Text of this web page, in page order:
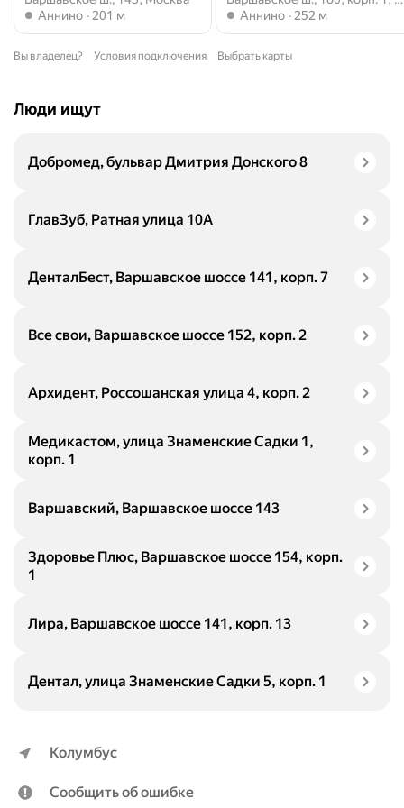
Метро Аннино
Аннино 201 м
Метро Аннино
Аннино 252 м
Вы владелец? Условия подключения Выбрать карты
Люди ищут
Добромед, бульвар Дмитрия Донского 8
ГлавЗуб, Ратная улица 10А
ДенталБест, Варшавское шоссе 141, корп. 7
Все свои, Варшавское шоссе 152, корп. 2
Архидент, Россошанская улица 4, корп. 2
Медикастом, улица Знаменские Садки 1,
корп. 1
Варшавский, Варшавское шоссе 143
Здоровье Плюс, Варшавское шоссе 154, корп.
1
Лира, Варшавское шоссе 141, корп. 13
Дентал, улица Знаменские Садки 5, корп. 1
Колумбус
Сообщить об ошибке